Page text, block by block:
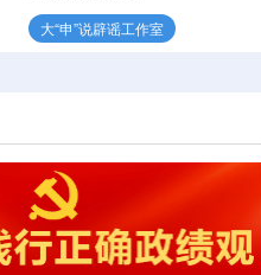
大“申”说辟谣工作室